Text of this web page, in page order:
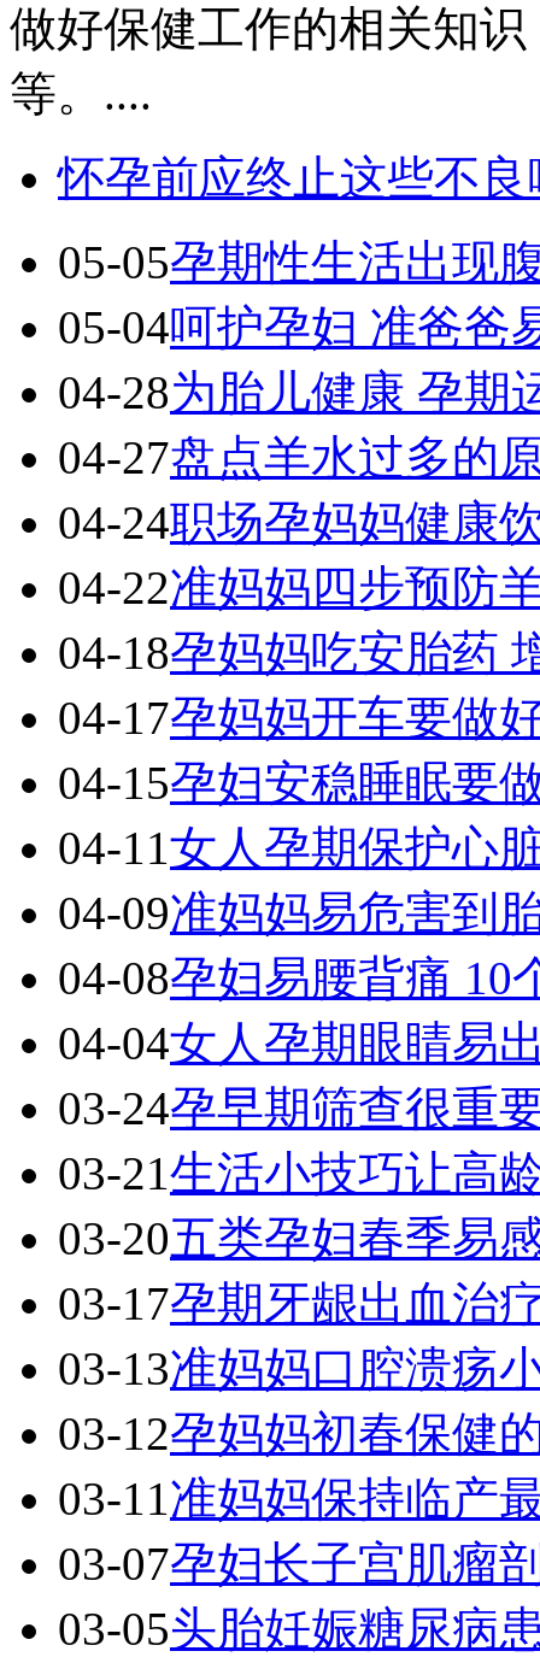
做好保健工作的相关知
等。....
怀孕前应终止这些不良
05-05孕期性生活出现
05-04呵护孕妇 准爸爸
04-28为胎儿健康 孕期
04-27盘点羊水过多的
04-24职场孕妈妈健康
04-22准妈妈四步预防
04-18孕妈妈吃安胎药
04-17孕妈妈开车要做
04-15孕妇安稳睡眠要
04-11女人孕期保护心
04-09准妈妈易危害到
04-08孕妇易腰背痛 10
04-04女人孕期眼睛易
03-24孕早期筛查很重
03-21生活小技巧让高
03-20五类孕妇春季易
03-17孕期牙龈出血治
03-13准妈妈口腔溃疡
03-12孕妈妈初春保健
03-11准妈妈保持临产
03-07孕妇长子宫肌瘤
03-05头胎妊娠糖尿病